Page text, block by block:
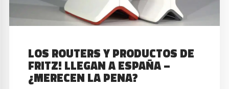
LOS ROUTERS Y PRODUCTOS DE
FRITZ! LLEGAN A ESPAÑA –
¿MERECEN LA PENA?